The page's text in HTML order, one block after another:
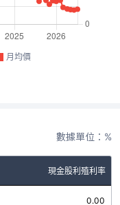
月均價
數據單位：%
現金股利殖利率
0.00